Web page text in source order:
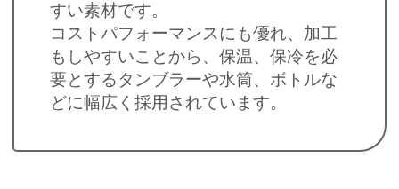
すい素材です。
コストパフォーマンスにも優れ、加工
もしやすいことから、保温、保冷を必
要とするタンブラーや水筒、ボトルな
どに幅広く採用されています。